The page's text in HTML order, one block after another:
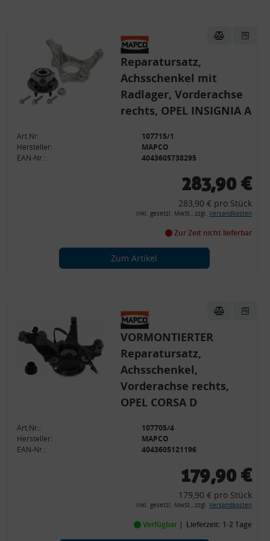
Reparatursatz,
Achsschenkel mit
Radlager, Vorderachse
rechts, OPEL INSIGNIA A
Art.Nr.:
107715/1
Hersteller:
MAPCO
EAN-Nr.:
4043605738295
283,90 €
283,90 € pro Stück
inkl. gesetzl. MwSt., zzgl. Versandkosten
Zur Zeit nicht lieferbar
Zum Artikel
VORMONTIERTER
Reparatursatz,
Achsschenkel,
Vorderachse rechts,
OPEL CORSA D
Art.Nr.:
107705/4
Hersteller:
MAPCO
EAN-Nr.:
4043605121196
179,90 €
179,90 € pro Stück
inkl. gesetzl. MwSt., zzgl. Versandkosten
Verfügbar Lieferzeit: 1-2 Tage